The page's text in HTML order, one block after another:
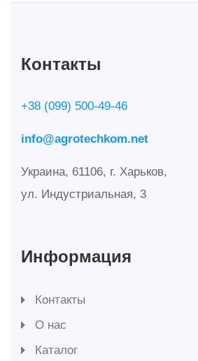
Контакты
+38 (099) 500-49-46
info@agrotechkom.net
Украина, 61106, г. Харьков,
ул. Индустриальная, 3
Информация
Контакты
О нас
Каталог